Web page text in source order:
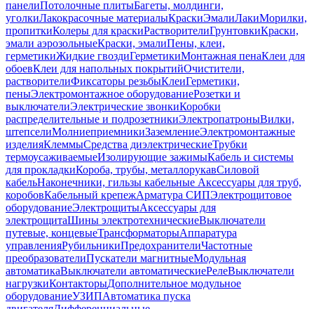
панелиПотолочные плитыБагеты, молдинги,
уголкиЛакокрасочные материалыКраскиЭмалиЛакиМорилки,
пропиткиКолеры для краскиРастворителиГрунтовкиКраски,
эмали аэрозольныеКраски, эмалиПены, клеи,
герметикиЖидкие гвоздиГерметикиМонтажная пенаКлеи для
обоевКлеи для напольных покрытийОчистители,
растворителиФиксаторы резьбыКлеиГерметики,
пеныЭлектромонтажное оборудованиеРозетки и
выключателиЭлектрические звонкиКоробки
распределительные и подрозетникиЭлектропатроныВилки,
штепселиМолниеприемникиЗаземлениеЭлектромонтажные
изделияКлеммыСредства диэлектрическиеТрубки
термоусаживаемыеИзолирующие зажимыКабель и системы
для прокладкиКороба, трубы, металлорукавСиловой
кабельНаконечники, гильзы кабельные Аксессуары для труб,
коробовКабельный крепежАрматура СИПЭлектрощитовое
оборудованиеЭлектрощитыАксессуары для
электрощитаШины электротехническиеВыключатели
путевые, концевыеТрансформаторыАппаратура
управленияРубильникиПредохранителиЧастотные
преобразователиПускатели магнитныеМодульная
автоматикаВыключатели автоматическиеРелеВыключатели
нагрузкиКонтакторыДополнительное модульное
оборудованиеУЗИПАвтоматика пуска